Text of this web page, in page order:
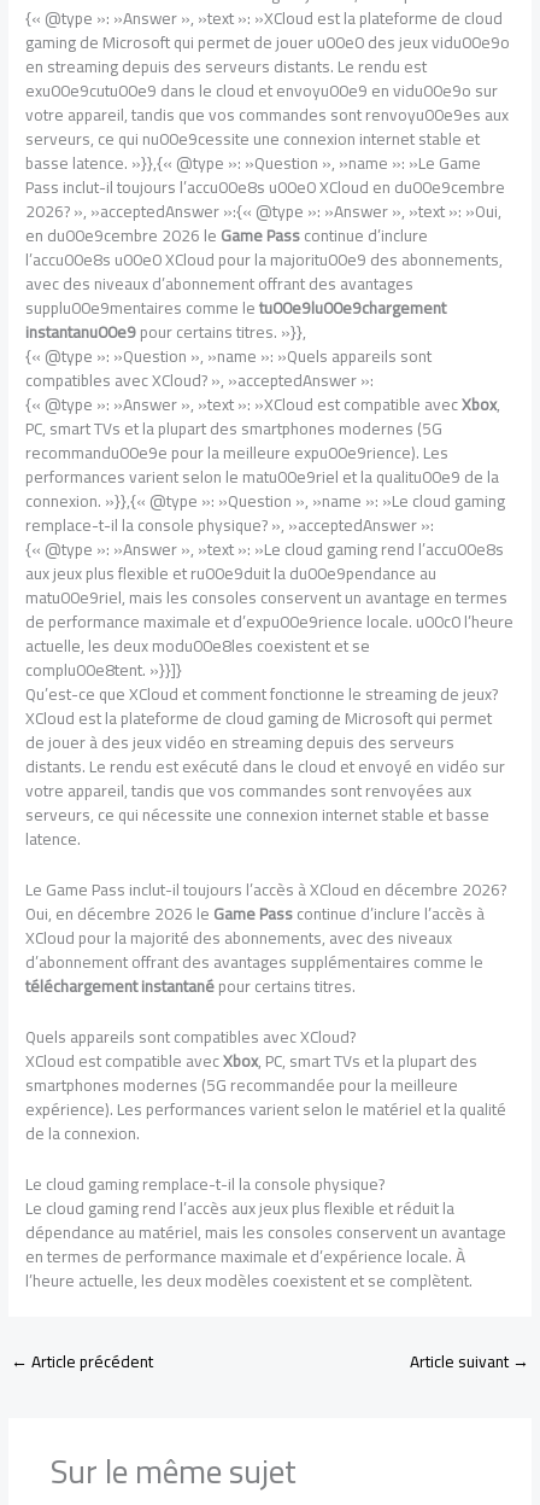
{« @type »: »Answer », »text »: »XCloud est la plateforme de cloud
gaming de Microsoft qui permet de jouer u00e0 des jeux vidu00e9o
en streaming depuis des serveurs distants. Le rendu est
exu00e9cutu00e9 dans le cloud et envoyu00e9 en vidu00e9o sur
votre appareil, tandis que vos commandes sont renvoyu00e9es aux
serveurs, ce qui nu00e9cessite une connexion internet stable et
basse latence. »}},{« @type »: »Question », »name »: »Le Game
Pass inclut-il toujours l’accu00e8s u00e0 XCloud en du00e9cembre
2026? », »acceptedAnswer »:{« @type »: »Answer », »text »: »Oui,
en du00e9cembre 2026 leGame Passcontinue d’inclure
l’accu00e8s u00e0 XCloud pour la majoritu00e9 des abonnements,
avec des niveaux d’abonnement offrant des avantages
supplu00e9mentaires comme letu00e9lu00e9chargement
instantanu00e9pour certains titres. »}},
{« @type »: »Question », »name »: »Quels appareils sont
compatibles avec XCloud? », »acceptedAnswer »:
{« @type »: »Answer », »text »: »XCloud est compatible avecXbox,
PC, smart TVs et la plupart des smartphones modernes (5G
recommandu00e9e pour la meilleure expu00e9rience). Les
performances varient selon le matu00e9riel et la qualitu00e9 de la
connexion. »}},{« @type »: »Question », »name »: »Le cloud gaming
remplace-t-il la console physique? », »acceptedAnswer »:
{« @type »: »Answer », »text »: »Le cloud gaming rend l’accu00e8s
aux jeux plus flexible et ru00e9duit la du00e9pendance au
matu00e9riel, mais les consoles conservent un avantage en termes
de performance maximale et d’expu00e9rience locale. u00c0 l’heure
actuelle, les deux modu00e8les coexistent et se
complu00e8tent. »}}]}
Qu’est-ce que XCloud et comment fonctionne le streaming de jeux?
XCloud est la plateforme de cloud gaming de Microsoft qui permet
de jouer à des jeux vidéo en streaming depuis des serveurs
distants. Le rendu est exécuté dans le cloud et envoyé en vidéo sur
votre appareil, tandis que vos commandes sont renvoyées aux
serveurs, ce qui nécessite une connexion internet stable et basse
latence.
Le Game Pass inclut-il toujours l’accès à XCloud en décembre 2026?
Oui, en décembre 2026 leGame Passcontinue d’inclure l’accès à
XCloud pour la majorité des abonnements, avec des niveaux
d’abonnement offrant des avantages supplémentaires comme le
téléchargement instantanépour certains titres.
Quels appareils sont compatibles avec XCloud?
XCloud est compatible avecXbox, PC, smart TVs et la plupart des
smartphones modernes (5G recommandée pour la meilleure
expérience). Les performances varient selon le matériel et la qualité
de la connexion.
Le cloud gaming remplace-t-il la console physique?
Le cloud gaming rend l’accès aux jeux plus flexible et réduit la
dépendance au matériel, mais les consoles conservent un avantage
en termes de performance maximale et d’expérience locale. À
l’heure actuelle, les deux modèles coexistent et se complètent.
←Article précédent Article suivant→
Sur le même sujet